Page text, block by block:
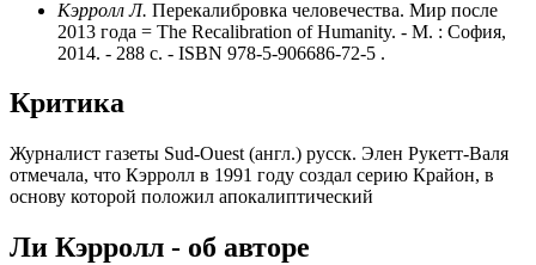
Кэрролл Л. Перекалибровка человечества. Мир после
2013 года = The Recalibration of Humanity. - М. : София,
2014. - 288 с. - ISBN 978-5-906686-72-5 .
Критика
Журналист газеты Sud-Ouest (англ.) русск. Элен Рукетт-Валя
отмечала, что Кэрролл в 1991 году создал серию Крайон, в
основу которой положил апокалиптический
Ли Кэрролл - об авторе